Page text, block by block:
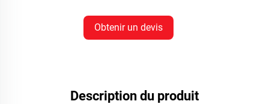
Obtenir un devis
Description du produit